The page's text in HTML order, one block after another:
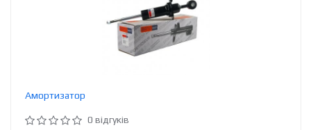
Амортизатор
0 відгуків